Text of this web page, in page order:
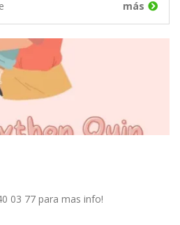
más
03 77 para mas info!